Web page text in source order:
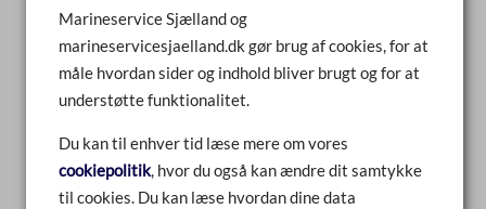
Marineservice Sjælland og
marineservicesjaelland.dk gør brug af cookies, for at
måle hvordan sider og indhold bliver brugt og for at
understøtte funktionalitet.
Du kan til enhver tid læse mere om vores
cookiepolitik, hvor du også kan ændre dit samtykke
til cookies. Du kan læse hvordan dine data